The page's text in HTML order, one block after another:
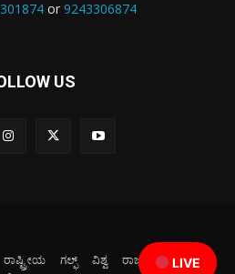
LIVE
or 9243306874
US
ರಾಷ್ಟ್ರೀಯ ಗಲ್ಫ್ ವಿಶ್ವ ರಾಜಕೀಯ
ಕ್ರೀಡೆ